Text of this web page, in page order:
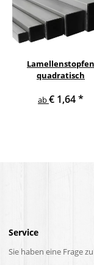
Lamellenstopfen
quadratisch
ab€ 1,64*
Service
Sie haben eine Frage